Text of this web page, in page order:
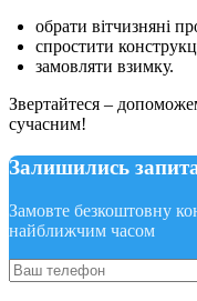
обрати вітчизняні
спростити
замовляти взимку.
Звертайтеся –
сучасним!
Залишились
Замовте безкоштовну
найближчим часом